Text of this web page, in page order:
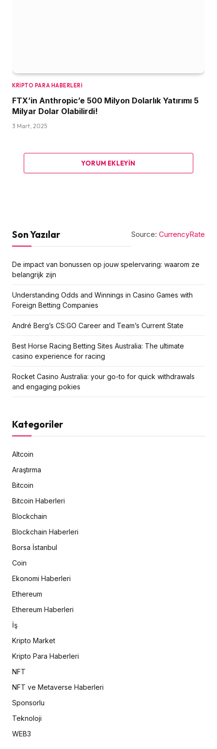
KRIPTO PARA HABERLERI
FTX’in Anthropic’e 500 Milyon Dolarlık Yatırımı 5
Milyar Dolar Olabilirdi!
3 Mart, 2025
YORUM EKLEYIN
Source: CurrencyRate
Son Yazılar
De impact van bonussen op jouw spelervaring: waarom ze
belangrijk zijn
Understanding Odds and Winnings in Casino Games with
Foreign Betting Companies
André Berg’s CS:GO Career and Team’s Current State
Best Horse Racing Betting Sites Australia: The ultimate
casino experience for racing
Rocket Casino Australia: your go-to for quick withdrawals
and engaging pokies
Kategoriler
Altcoin
Araştırma
Bitcoin
Bitcoin Haberleri
Blockchain
Blockchain Haberleri
Borsa İstanbul
Coin
Ekonomi Haberleri
Ethereum
Ethereum Haberleri
İş
Kripto Market
Kripto Para Haberleri
NFT
NFT ve Metaverse Haberleri
Sponsorlu
Teknoloji
WEB3